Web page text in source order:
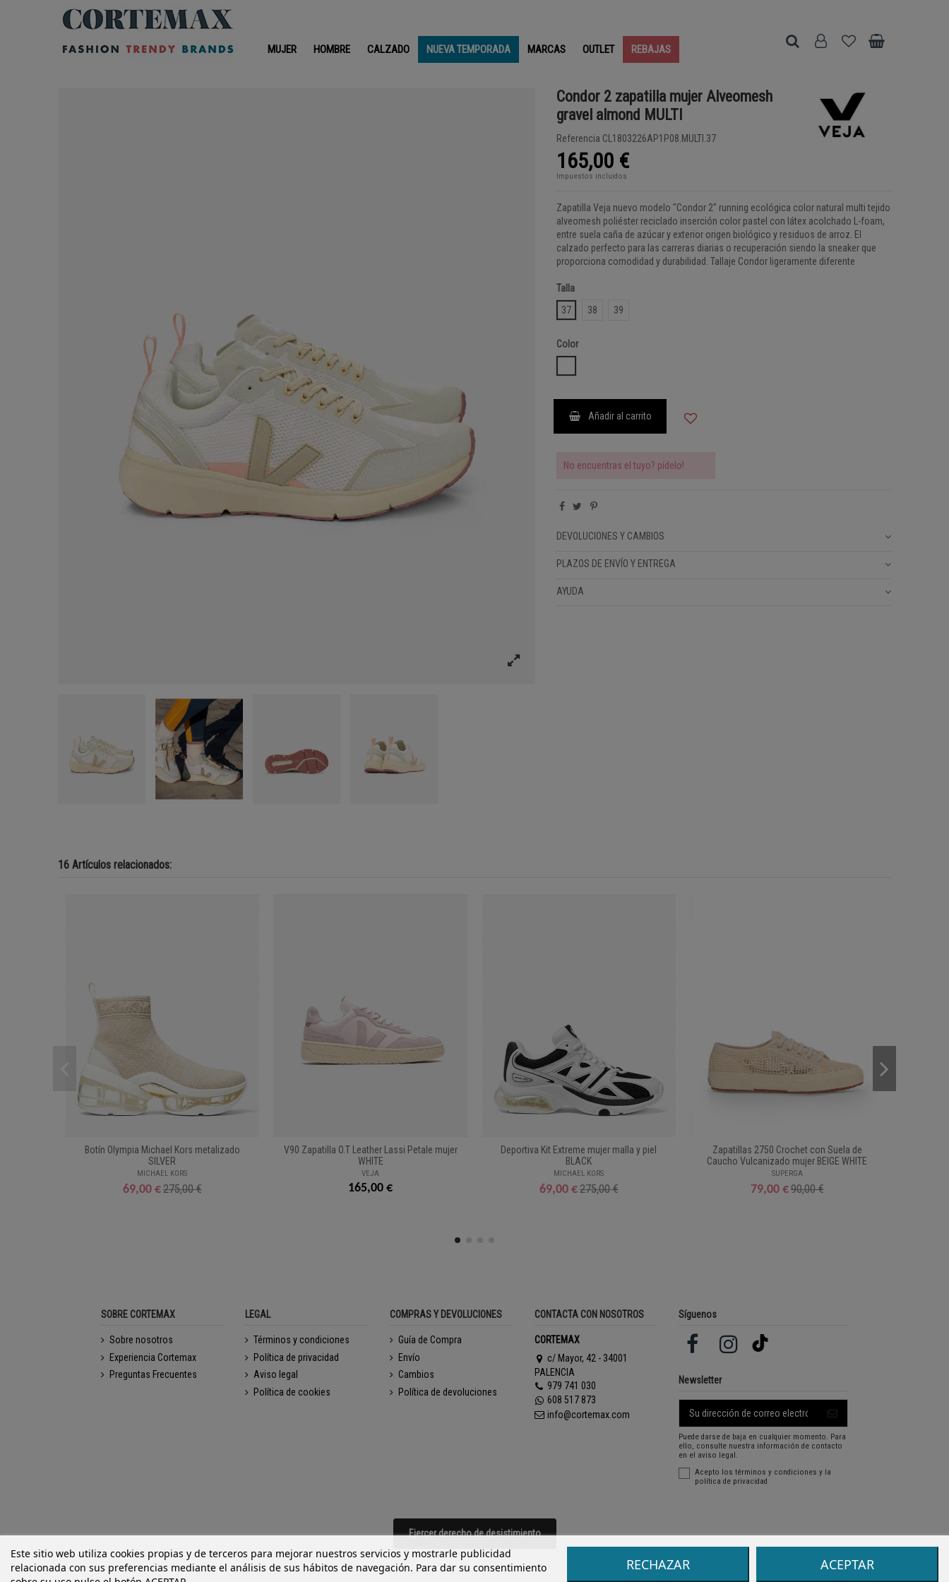
MUJER HOMBRE CALZADO NUEVA TEMPORADA MARCAS OUTLET REBAJAS
Condor 2 zapatilla mujer Alveomesh
gravel almond MULTI
Referencia CL1803226AP1P08.MULTI.37
165,00 €
Impuestos incluidos
Zapatilla Veja nuevo modelo "Condor 2" running ecológica color natural multi tejido
alveomesh poliéster reciclado inserción color pastel con látex acolchado L-foam,
entre suela caña de azúcar y exterior origen biológico y residuos de arroz. El
calzado perfecto para las carreras diarias o recuperación siendo la sneaker que
proporciona comodidad y durabilidad. Tallaje Condor ligeramente diferente
Talla
37
38 39
Color
Añadir al carrito
No encuentras el tuyo? pídelo!
DEVOLUCIONES Y CAMBIOS
PLAZOS DE ENVÍO Y ENTREGA
AYUDA
16 Artículos relacionados:
Botín Olympia Michael Kors metalizado
SILVER
MICHAEL KORS
69,00 €275,00 €
V90 Zapatilla O.T Leather Lassi Petale mujer
WHITE
VEJA
165,00 €
Deportiva Kit Extreme mujer malla y piel
BLACK
MICHAEL KORS
69,00 €275,00 €
Zapatillas 2750 Crochet con Suela de
Caucho Vulcanizado mujer BEIGE WHITE
SUPERGA
79,00 €90,00 €
SOBRE CORTEMAX
Sobre nosotros
Experiencia Cortemax
Preguntas Frecuentes
LEGAL
Términos y condiciones
Política de privacidad
Aviso legal
Política de cookies
COMPRAS Y DEVOLUCIONES
Guía de Compra
Envío
Cambios
Política de devoluciones
CONTACTA CON NOSOTROS
CORTEMAX
c/ Mayor, 42 - 34001
PALENCIA
979 741 030
608 517 873
info@cortemax.com
Este sitio web utiliza cookies propias y de terceros para mejorar nuestros servicios y mostrarle publicidad
relacionada con sus preferencias mediante el análisis de sus hábitos de navegación. Para dar su consentimiento
RECHAZAR ACEPTAR
Síguenos
Newsletter
Puede darse de baja en cualquier momento. Para
ello, consulte nuestra información de contacto
en el aviso legal.
Acepto lostérminos y condiciones y la
política de privacidad
Ejercer derecho de desistimiento